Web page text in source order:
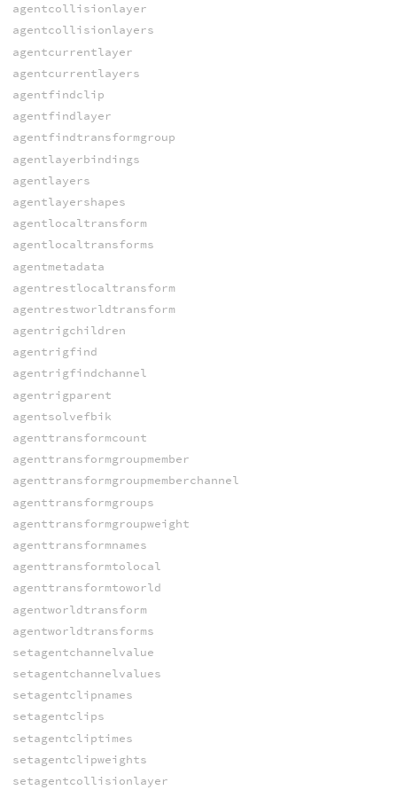
agentcollisionlayer
agentcollisionlayers
agentcurrentlayer
agentcurrentlayers
agentfindclip
agentfindlayer
agentfindtransformgroup
agentlayerbindings
agentlayers
agentlayershapes
agentlocaltransform
agentlocaltransforms
agentmetadata
agentrestlocaltransform
agentrestworldtransform
agentrigchildren
agentrigfind
agentrigfindchannel
agentrigparent
agentsolvefbik
agenttransformcount
agenttransformgroupmember
agenttransformgroupmemberchannel
agenttransformgroups
agenttransformgroupweight
agenttransformnames
agenttransformtolocal
agenttransformtoworld
agentworldtransform
agentworldtransforms
setagentchannelvalue
setagentchannelvalues
setagentclipnames
setagentclips
setagentcliptimes
setagentclipweights
setagentcollisionlayer